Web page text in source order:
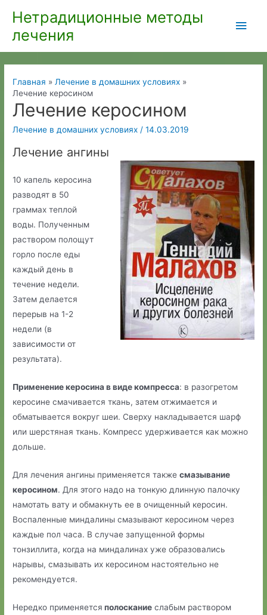
содержимому
Нетрадиционные методы
лечения
Главная
Лечение в домашних условиях
Лечение керосином
Лечение керосином
Лечение в домашних условиях /14.03.2019
Лечение ангины
10 капель керосина
разводят в 50
граммах теплой
воды. Полученным
раствором полощут
горло после еды
каждый день в
течение недели.
Затем делается
перерыв на 1-2
недели (в
зависимости от
результата).
Применение керосина в виде компресса: в разогретом
керосине смачивается ткань, затем отжимается и
обматывается вокруг шеи. Сверху накладывается шарф
или шерстяная ткань. Компресс удерживается как можно
дольше.
Для лечения ангины применяется такжесмазывание
керосином. Для этого надо на тонкую длинную палочку
намотать вату и обмакнуть ее в очищенный керосин.
Воспаленные миндалины смазывают керосином через
каждые пол часа. В случае запущенной формы
тонзиллита, когда на миндалинах уже образовались
нарывы, смазывать их керосином настоятельно не
рекомендуется.
Нередко применяется полоскание слабым раствором